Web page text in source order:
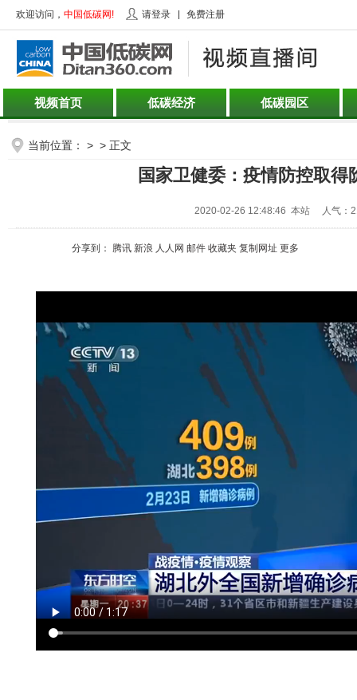
欢迎访问， 中国低碳网! 请登录 免费注册
视频首页 低碳经济 低碳园区
当前位置： > > 正文
国家卫健委：疫情防控取得
2020-02-26 12:48:46 本站 人气：
分享到： 腾讯 新浪 人人网 邮件 收藏夹 复制网址 更多